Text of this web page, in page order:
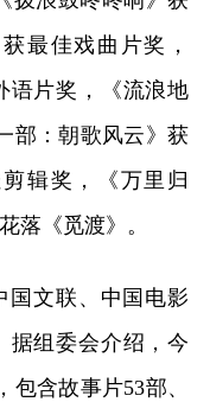
最佳戏曲片奖，
语片奖，《流浪地
部：朝歌风云》获
辑奖，《万里归
落《觅渡》。
国文联、中国电影
据组委会介绍，今
含故事片53部、